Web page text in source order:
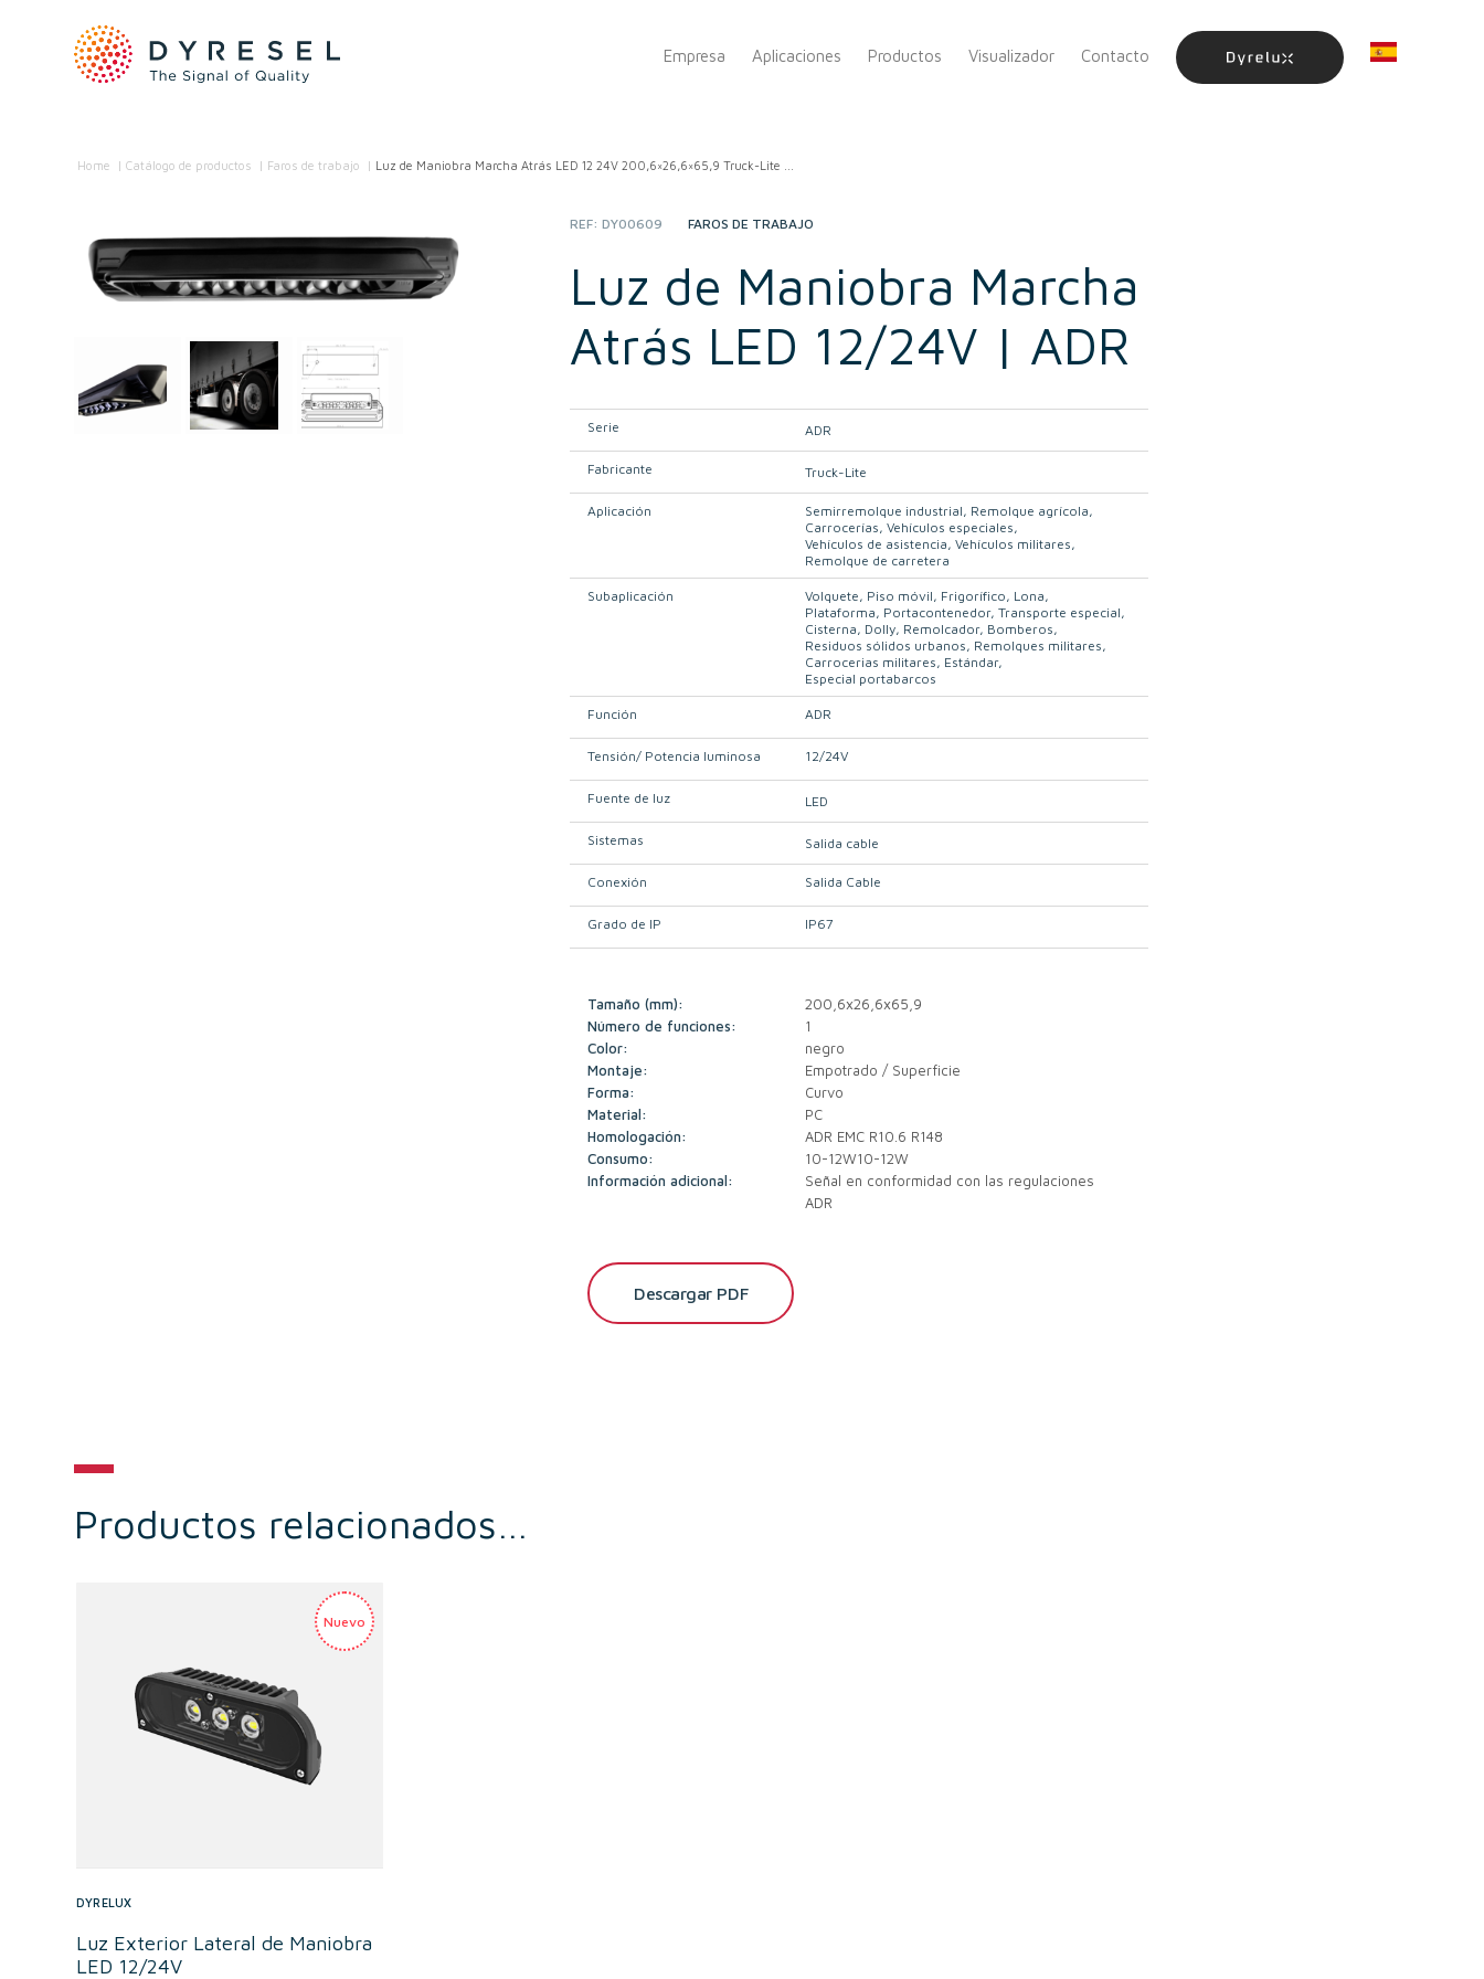
Empresa Aplicaciones Productos Visualizador Contacto
Home /Catálogo de productos Faros de trabajo Luz de Maniobra Marcha Atrás LED 12 24V 200,6×26,6×65,9 Truck-Lite ...
REF:DY00609
CATEGORY:FAROS DE TRABAJO
Luz de Maniobra Marcha
Atrás LED 12/24V | ADR
Serie ADR
Fabricante Truck-Lite
Aplicación Semirremolque industrial Remolque agrícola
Carrocerías Vehículos especiales
Vehículos de asistencia Vehículos militares
Remolque de carretera
Subaplicación Volquete Piso móvil Frigorífico Lona
Plataforma Portacontenedor Transporte especial
Cisterna Dolly Remolcador Bomberos
Residuos sólidos urbanos Remolques militares
Carrocerias militares Estándar
Especial portabarcos
Función ADR
Tensión/ Potencia luminosa 12/24V
Fuente de luz LED
Sistemas Salida cable
Conexión Salida Cable
Grado de IP IP67
Tamaño (mm):
200,6x26,6x65,9
Número de funciones:
1
Color:
negro
Montaje:
Empotrado / Superficie
Forma:
Curvo
Material:
PC
Homologación:
ADR EMC R10.6 R148
Consumo:
10-12W10-12W
Información adicional:
Señal en conformidad con las regulaciones
ADR
Descargar PDF
Productos relacionados…
DYRELUX
Luz Exterior Lateral de Maniobra
LED 12/24V